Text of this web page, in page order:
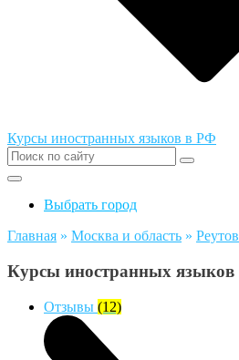
Курсы иностранных языков в РФ
Выбрать город
Главная » Москва и область » Реутов
Курсы иностранных языков
Отзывы (12)